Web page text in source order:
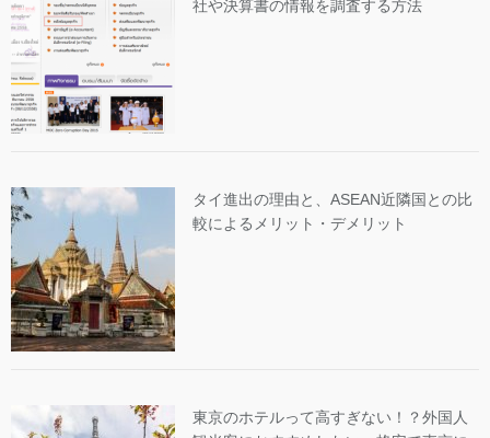
社や決算書の情報を調査する方法
タイ進出の理由と、ASEAN近隣国との比
較によるメリット・デメリット
東京のホテルって高すぎない！？外国人